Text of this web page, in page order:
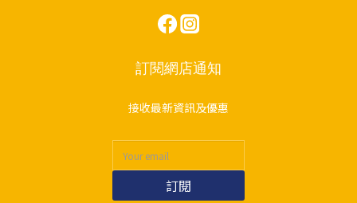
訂閱網店通知
接收最新資訊及優惠
訂閱